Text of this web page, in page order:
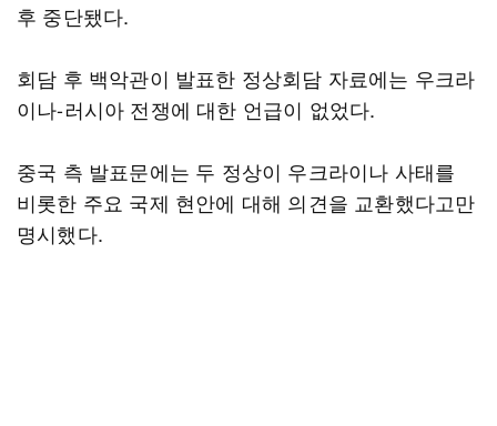
후 중단됐다.
회담 후 백악관이 발표한 정상회담 자료에는 우크라
이나-러시아 전쟁에 대한 언급이 없었다.
중국 측 발표문에는 두 정상이 우크라이나 사태를
비롯한 주요 국제 현안에 대해 의견을 교환했다고만
명시했다.